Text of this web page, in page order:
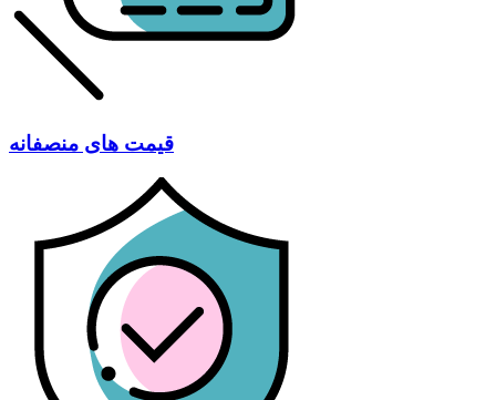
قیمت های منصفانه